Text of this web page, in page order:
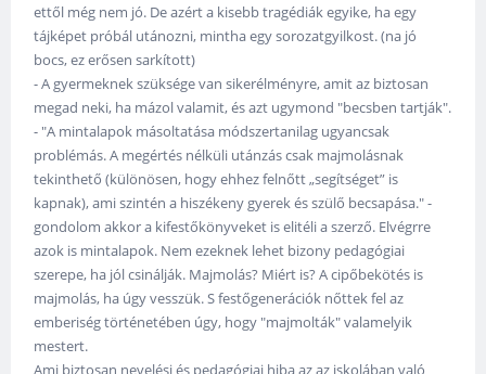
ettől még nem jó. De azért a kisebb tragédiák egyike, ha egy
tájképet próbál utánozni, mintha egy sorozatgyilkost. (na jó
bocs, ez erősen sarkított)
- A gyermeknek szüksége van sikerélményre, amit az biztosan
megad neki, ha mázol valamit, és azt ugymond "becsben tartják".
- "A mintalapok másoltatása módszertanilag ugyancsak
problémás. A megértés nélküli utánzás csak majmolásnak
tekinthető (különösen, hogy ehhez felnőtt „segítséget” is
kapnak), ami szintén a hiszékeny gyerek és szülő becsapása." -
gondolom akkor a kifestőkönyveket is elitéli a szerző. Elvégrre
azok is mintalapok. Nem ezeknek lehet bizony pedagógiai
szerepe, ha jól csinálják. Majmolás? Miért is? A cipőbekötés is
majmolás, ha úgy vesszük. S festőgenerációk nőttek fel az
emberiség történetében úgy, hogy "majmolták" valamelyik
mestert.